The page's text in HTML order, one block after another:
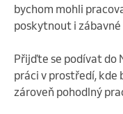
bychom mohli
poskytnout i
Přijďte se podívat do
práci v prostředí, kde
zároveň pohodlný